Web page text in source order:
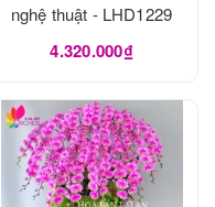
nghệ thuật - LHD1229
4.320.000₫